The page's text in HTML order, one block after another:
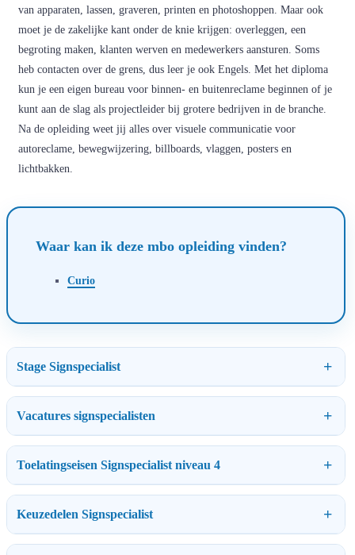
van apparaten, lassen, graveren, printen en photoshoppen. Maar ook
moet je de zakelijke kant onder de knie krijgen: overleggen, een
begroting maken, klanten werven en medewerkers aansturen. Soms
heb contacten over de grens, dus leer je ook Engels. Met het diploma
kun je een eigen bureau voor binnen- en buitenreclame beginnen of je
kunt aan de slag als projectleider bij grotere bedrijven in de branche.
Na de opleiding weet jij alles over visuele communicatie voor
autoreclame, bewegwijzering, billboards, vlaggen, posters en
lichtbakken.
Waar kan ik deze mbo opleiding vinden?
Curio
Stage Signspecialist
Vacatures signspecialisten
Toelatingseisen Signspecialist niveau 4
Keuzedelen Signspecialist